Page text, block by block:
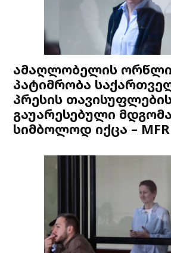
ამაღლობელის
პატიმრობა
პრესის
გაუარესებული
სიმბოლოდ იქცა –